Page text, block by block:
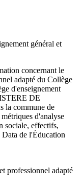
général et
concernant le
adapté du Collège
d'enseignement
DE
la commune de
d'analyse
sociale, effectifs,
Data de l'Éducation
professionnel adapté